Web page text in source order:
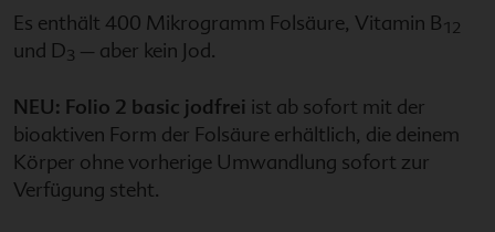
Es enthält 400 Mikrogramm Folsäure, Vitamin B12
und D3 – aber kein Jod.
NEU: Folio 2 basic jodfrei ist ab sofort mit der
bioaktiven Form der Folsäure erhältlich, die deinem
Körper ohne vorherige Umwandlung sofort zur
Verfügung steht.